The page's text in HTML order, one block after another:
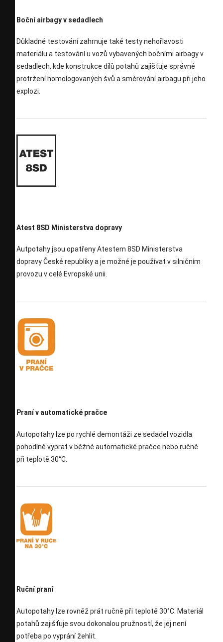
Boční airbagy v sedadlech
Důkladné testování zahrnuje také testy nehořlavosti
materiálu a testování u vozů vybavených bočními airbagy v
sedadlech, kde konstrukce dílů potahů zajišťuje správné
protržení homologovaných švů a směrování airbagu při jeho
explozi.
Atest 8SD Ministerstva dopravy
Autpotahy jsou opatřeny Atestem 8SD Ministerstva
dopravy České republiky a je možné je používat v silničním
provozu v celé Evropské unii.
Praní v automatické pračce
Autopotahy lze po rychlé demontáži ze sedadel vozidla
pohodlně vyprat v běžné automatické pračce nebo ručně
při teplotě 30°C.
Ruční praní
Autopotahy lze rovněž prát ručně při teplotě 30°C. Materiál
potahů zajišťuje svou dokonalou pružností, že jej není
potřeba po vyprání žehlit.